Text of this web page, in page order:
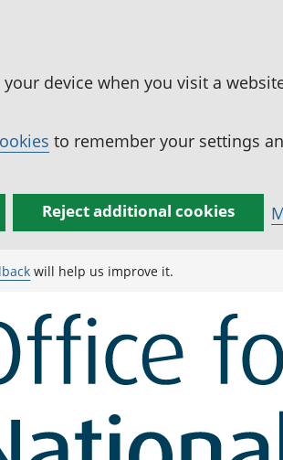
device when you visit a
to remember your settings
Reject additional cookies
will help us improve it.